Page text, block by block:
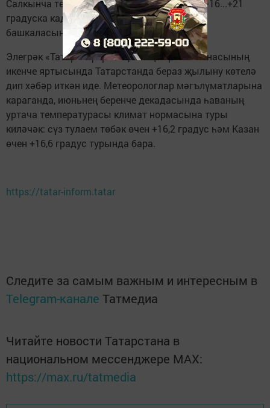
Салкынча төннән соң көндез төбәктә һава +16...+21
градуска кадәр җылыначак (республика
башкаласында – +18...+20 градуска кадәр).
Элегрәк «Татар-информ» җәйнең беренче атнасының
икенче яртысында Татарстанда бераз җылыну көтелә
дип хәбәр иткән иде. Метеорологлар мәгълүматларына
караганда, июньнең беренче декадасында һаваның
уртача температурасы климат нормасына туры
киләчәк: сүз тулаем төбәк өчен +16,2 градус һәм Казан
өчен +16,6 градус турында бара.
https://tatar-inform.tatar
Следите за самым важным и интересным в
Telegram-канале Татмедиа
Читайте новости Татарстана в
национальном мессенджере MАХ:
https://max.ru/tatmedia